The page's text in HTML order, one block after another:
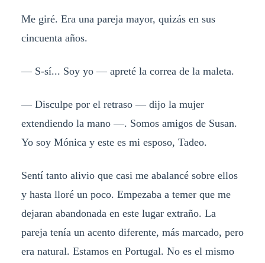
Me giré. Era una pareja mayor, quizás en sus
cincuenta años.
— S-sí... Soy yo — apreté la correa de la maleta.
— Disculpe por el retraso — dijo la mujer
extendiendo la mano —. Somos amigos de Susan.
Yo soy Mónica y este es mi esposo, Tadeo.
Sentí tanto alivio que casi me abalancé sobre ellos
y hasta lloré un poco. Empezaba a temer que me
dejaran abandonada en este lugar extraño. La
pareja tenía un acento diferente, más marcado, pero
era natural. Estamos en Portugal. No es el mismo